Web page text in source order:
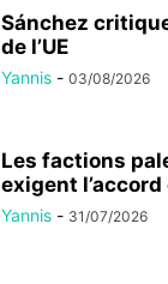
Sánchez
de l’UE
Yannis - 03/08/2026
Les factions
exigent l’accord
Yannis - 31/07/2026